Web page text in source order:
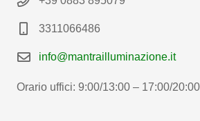
3311066486
info@mantrailluminazione.it
Orario uffici: 9:00/13:00 – 17:00/